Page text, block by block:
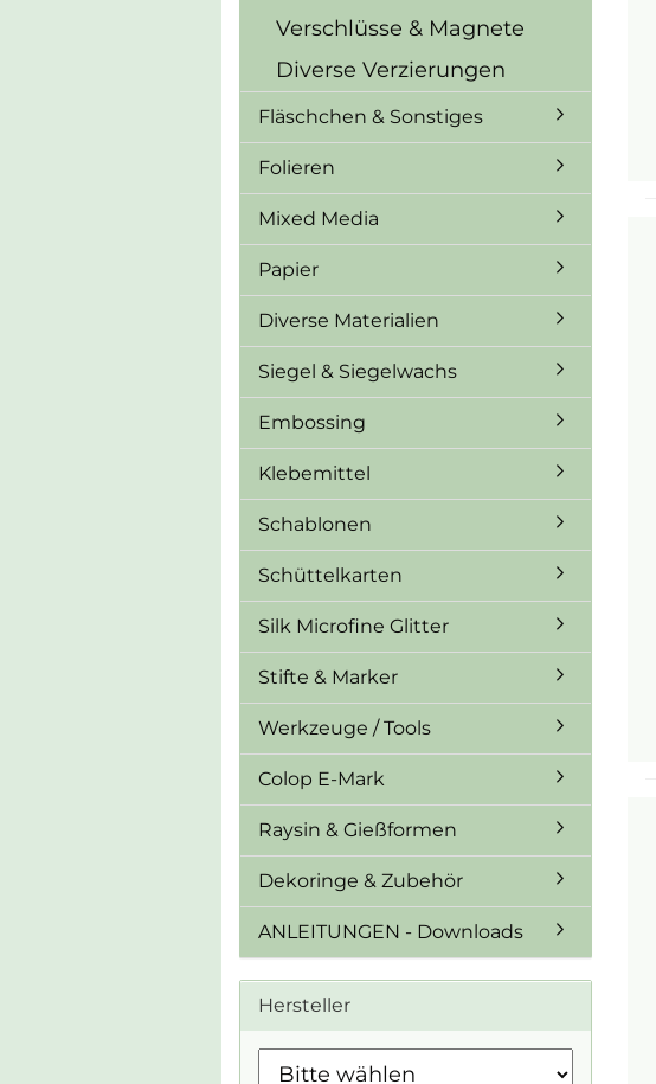
Verschlüsse & Magnete
Diverse Verzierungen
Fläschchen & Sonstiges
Folieren
Mixed Media
Papier
Diverse Materialien
Siegel & Siegelwachs
Embossing
Klebemittel
Schablonen
Schüttelkarten
Silk Microfine Glitter
Stifte & Marker
Werkzeuge / Tools
Colop E-Mark
Raysin & Gießformen
Dekoringe & Zubehör
ANLEITUNGEN - Downloads
Hersteller